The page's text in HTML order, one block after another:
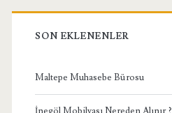
SON EKLENENLER
Maltepe Muhasebe Bürosu
İnegöl Mobilyası Nereden Alınır ?